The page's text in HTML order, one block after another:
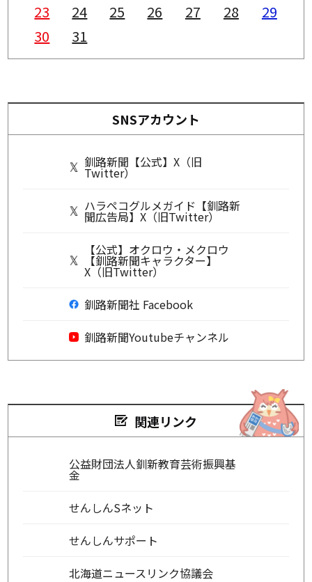
23
24 25 26 27 28
29
30
31
SNSアカウント
釧路新聞【公式】X（旧
Twitter）
ハラペコグルメガイド【釧路新
聞広告局】X（旧Twitter）
【公式】オクロウ・メクロウ
【釧路新聞キャラクター】
X（旧Twitter）
釧路新聞社 Facebook
釧路新聞Youtubeチャンネル
関連リンク
公益財団法人釧新教育芸術振興基
金
せんしんSネット
せんしんサポート
北海道ニュースリンク協議会